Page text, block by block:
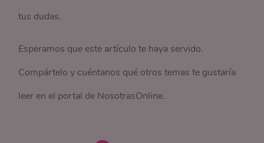
tus dudas.
Esperamos que este artículo te haya servido.
Compártelo y cuéntanos qué otros temas te gustaría
leer en el portal de NosotrasOnline.